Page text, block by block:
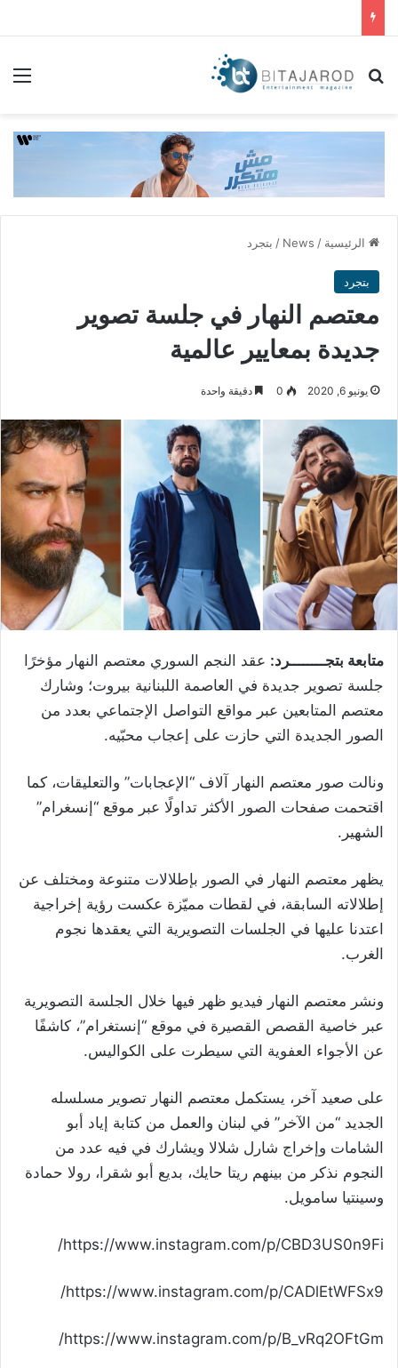
بحث عن
الرئيسية /
News
/ بتجرد
بتجرد
معتصم النهار في جلسة تصوير
جديدة بمعايير عالمية
يونيو 6, 2020 0 دقيقة واحدة
متابعة بتجــــــــرد: عقد النجم السوري معتصم النهار مؤخرًا
جلسة تصوير جديدة في العاصمة اللبنانية بيروت؛ وشارك
معتصم المتابعين عبر مواقع التواصل الإجتماعي بعدد من
الصور الجديدة التي حازت على إعجاب محبّيه.
ونالت صور معتصم النهار آلاف “الإعجابات” والتعليقات، كما
اقتحمت صفحات الصور الأكثر تداولًا عبر موقع “إنسغرام”
الشهير.
يظهر معتصم النهار في الصور بإطلالات متنوعة ومختلف عن
إطلالاته السابقة، في لقطات مميّزة عكست رؤية إخراجية
اعتدنا عليها في الجلسات التصويرية التي يعقدها نجوم
الغرب.
ونشر معتصم النهار فيديو ظهر فيها خلال الجلسة التصويرية
عبر خاصية القصص القصيرة في موقع “إنستغرام”، كاشفًا
عن الأجواء العفوية التي سيطرت على الكواليس.
على صعيد آخر، يستكمل معتصم النهار تصوير مسلسله
الجديد “من الآخر” في لبنان والعمل من كتابة إياد أبو
الشامات وإخراج شارل شلالا ويشارك في فيه عدد من
النجوم نذكر من بينهم ريتا حايك، بديع أبو شقرا، رولا حمادة
وسينتيا سامويل.
https://www.instagram.com/p/CBD3US0n9Fi/
https://www.instagram.com/p/CADlEtWFSx9/
https://www.instagram.com/p/B_vRq2OFtGm/